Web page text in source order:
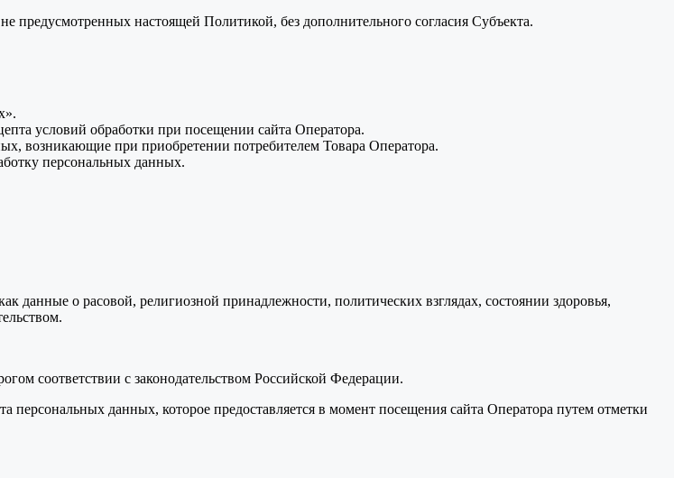
предусмотренных настоящей Политикой, без дополнительного согласия Субъекта.
условий обработки при посещении сайта Оператора.
возникающие при приобретении потребителем Товара Оператора.
персональных данных.
данные о расовой, религиозной принадлежности, политических взглядах, состоянии здоровья,
соответствии с законодательством Российской Федерации.
данных, которое предоставляется в момент посещения сайта Оператора путем отметки